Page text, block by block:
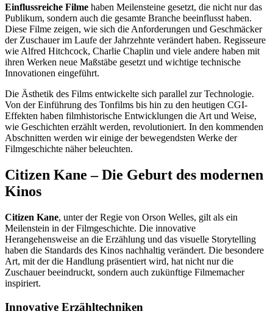
Einflussreiche Filme haben Meilensteine gesetzt, die nicht nur das
Publikum, sondern auch die gesamte Branche beeinflusst haben.
Diese Filme zeigen, wie sich die Anforderungen und Geschmäcker
der Zuschauer im Laufe der Jahrzehnte verändert haben. Regisseure
wie Alfred Hitchcock, Charlie Chaplin und viele andere haben mit
ihren Werken neue Maßstäbe gesetzt und wichtige technische
Innovationen eingeführt.
Die Ästhetik des Films entwickelte sich parallel zur Technologie.
Von der Einführung des Tonfilms bis hin zu den heutigen CGI-
Effekten haben filmhistorische Entwicklungen die Art und Weise,
wie Geschichten erzählt werden, revolutioniert. In den kommenden
Abschnitten werden wir einige der bewegendsten Werke der
Filmgeschichte näher beleuchten.
Citizen Kane – Die Geburt des modernen
Kinos
Citizen Kane, unter der Regie von Orson Welles, gilt als ein
Meilenstein in der Filmgeschichte. Die innovative
Herangehensweise an die Erzählung und das visuelle Storytelling
haben die Standards des Kinos nachhaltig verändert. Die besondere
Art, mit der die Handlung präsentiert wird, hat nicht nur die
Zuschauer beeindruckt, sondern auch zukünftige Filmemacher
inspiriert.
Innovative Erzähltechniken